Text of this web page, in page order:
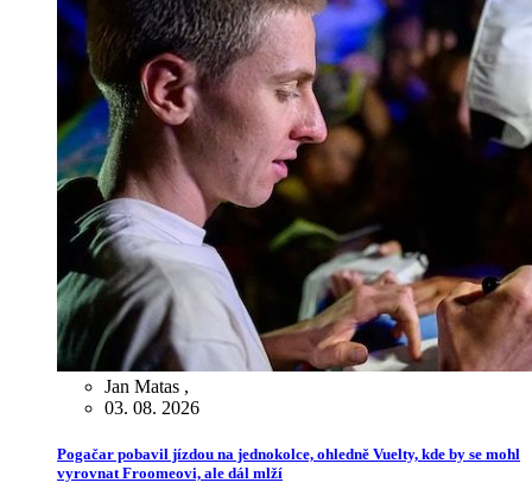
Jan Matas ,
03. 08. 2026
Pogačar pobavil jízdou na jednokolce, ohledně Vuelty, kde by se mohl
vyrovnat Froomeovi, ale dál mlží